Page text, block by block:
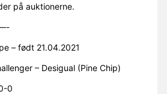
på auktionerne.
– født 21.04.2021
– Desigual (Pine Chip)
0